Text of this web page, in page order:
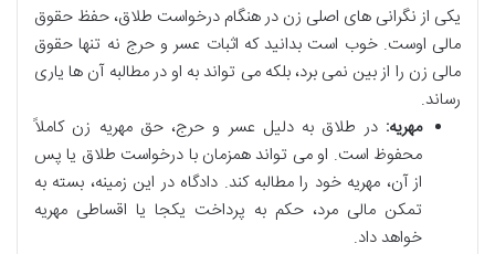
یکی از نگرانی های اصلی زن در هنگام درخواست طلاق، حفظ حقوق
مالی اوست. خوب است بدانید که اثبات عسر و حرج نه تنها حقوق
مالی زن را از بین نمی برد، بلکه می تواند به او در مطالبه آن ها یاری
رساند.
مهریه: در طلاق به دلیل عسر و حرج، حق مهریه زن کاملاً
محفوظ است. او می تواند همزمان با درخواست طلاق یا پس
از آن، مهریه خود را مطالبه کند. دادگاه در این زمینه، بسته به
تمکن مالی مرد، حکم به پرداخت یکجا یا اقساطی مهریه
خواهد داد.